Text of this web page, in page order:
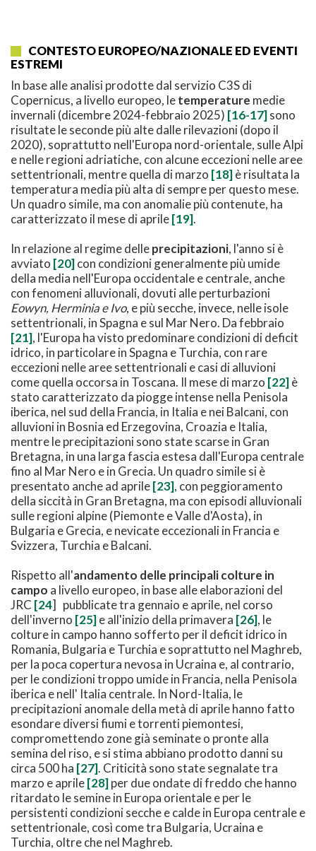
CONTESTO EUROPEO/NAZIONALE ED EVENTI
ESTREMI
In base alle analisi prodotte dal servizio C3S di
Copernicus, a livello europeo, letemperature medie
invernali (dicembre 2024-febbraio 2025) [16-17]sono
risultate le seconde più alte dalle rilevazioni (dopo il
2020), soprattutto nell'Europa nord-orientale, sulle Alpi
e nelle regioni adriatiche, con alcune eccezioni nelle aree
settentrionali, mentre quella di marzo [18]è risultata la
temperatura media più alta di sempre per questo mese.
Un quadro simile, ma con anomalie più contenute, ha
caratterizzato il mese di aprile[19].
In relazione al regime delleprecipitazioni, l'anno si è
avviato [20]con condizioni generalmente più umide
della media nell'Europa occidentale e centrale, anche
con fenomeni alluvionali, dovuti alle perturbazioni
Eowyn, Herminia e Ivo, e più secche, invece, nelle isole
settentrionali, in Spagna e sul Mar Nero. Da febbraio
[21], l'Europa ha visto predominare condizioni di deficit
idrico, in particolare in Spagna e Turchia, con rare
eccezioni nelle aree settentrionali e casi di alluvioni
come quella occorsa in Toscana. Il mese di marzo [22]è
stato caratterizzato da piogge intense nella Penisola
iberica, nel sud della Francia, in Italia e nei Balcani, con
alluvioni in Bosnia ed Erzegovina, Croazia e Italia,
mentre le precipitazioni sono state scarse in Gran
Bretagna, in una larga fascia estesa dall'Europa centrale
fino al Mar Nero e in Grecia. Un quadro simile si è
presentato anche ad aprile[23], con peggioramento
della siccità in Gran Bretagna, ma con episodi alluvionali
sulle regioni alpine (Piemonte e Valle d'Aosta), in
Bulgaria e Grecia, e nevicate eccezionali in Francia e
Svizzera, Turchia e Balcani.
Rispetto all'andamento delle principali colture in
campo a livello europeo, in base alle elaborazioni del
JRC [24] pubblicate tra gennaio e aprile, nel corso
dell'inverno [25]e all'inizio della primavera [26], le
colture in campo hanno sofferto per il deficit idrico in
Romania, Bulgaria e Turchia e soprattutto nel Maghreb,
per la poca copertura nevosa in Ucraina e, al contrario,
per le condizioni troppo umide in Francia, nella Penisola
iberica e nell' Italia centrale. In Nord-Italia, le
precipitazioni anomale della metà di aprile hanno fatto
esondare diversi fiumi e torrenti piemontesi,
compromettendo zone già seminate o pronte alla
semina del riso, e si stima abbiano prodotto danni su
circa 500 ha [27]. Criticità sono state segnalate tra
marzo e aprile[28]per due ondate di freddo che hanno
ritardato le semine in Europa orientale e per le
persistenti condizioni secche e calde in Europa centrale e
settentrionale, così come tra Bulgaria, Ucraina e
Turchia, oltre che nel Maghreb.